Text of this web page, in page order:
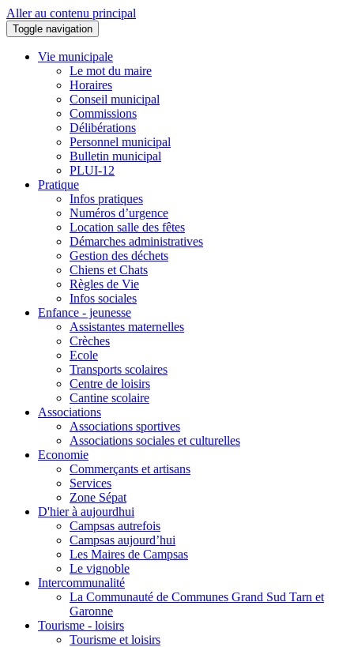
Aller au contenu principal
Toggle navigation
Vie municipale
Le mot du maire
Horaires
Conseil municipal
Commissions
Délibérations
Personnel municipal
Bulletin municipal
PLUI-12
Pratique
Infos pratiques
Numéros d’urgence
Location salle des fêtes
Démarches administratives
Gestion des déchets
Chiens et Chats
Règles de Vie
Infos sociales
Enfance - jeunesse
Assistantes maternelles
Crèches
Ecole
Transports scolaires
Centre de loisirs
Cantine scolaire
Associations
Associations sportives
Associations sociales et culturelles
Economie
Commerçants et artisans
Services
Zone Sépat
D'hier à aujourdhui
Campsas autrefois
Campsas aujourd’hui
Les Maires de Campsas
Le vignoble
Intercommunalité
La Communauté de Communes Grand Sud Tarn et
Garonne
Tourisme - loisirs
Tourisme et loisirs